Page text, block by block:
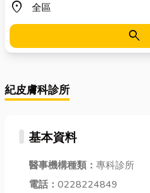
place
search
紀皮膚科診所
基本資料
醫事機構種類： 專科診所
電話： 0228224849